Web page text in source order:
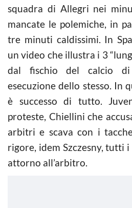
squadra di Allegri nei
mancate le polemiche, in
tre minuti caldissimi. In
un video che illustra i 3
dal fischio del calcio di
esecuzione dello stesso. In
è successo di tutto.
proteste, Chiellini che
arbitri e scava con i
rigore, idem Szczesny, tutti
attorno all’arbitro.